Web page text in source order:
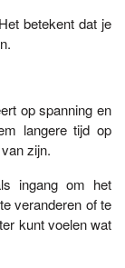
betekent dat je
op spanning en
langere tijd op
zijn.
ingang om het
veranderen of te
kunt voelen wat